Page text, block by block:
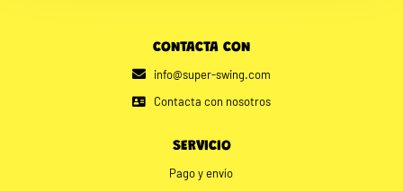
CONTACTA CON
info@super-swing.com
Contacta con nosotros
SERVICIO
Pago y envío